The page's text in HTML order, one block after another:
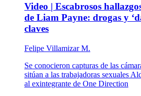
Video | Escabrosos
de Liam Payne: drogas y
claves
Felipe Villamizar M.
Se conocieron capturas de las
sitúan a las trabajadoras sexuales
al exintegrante de One Direction